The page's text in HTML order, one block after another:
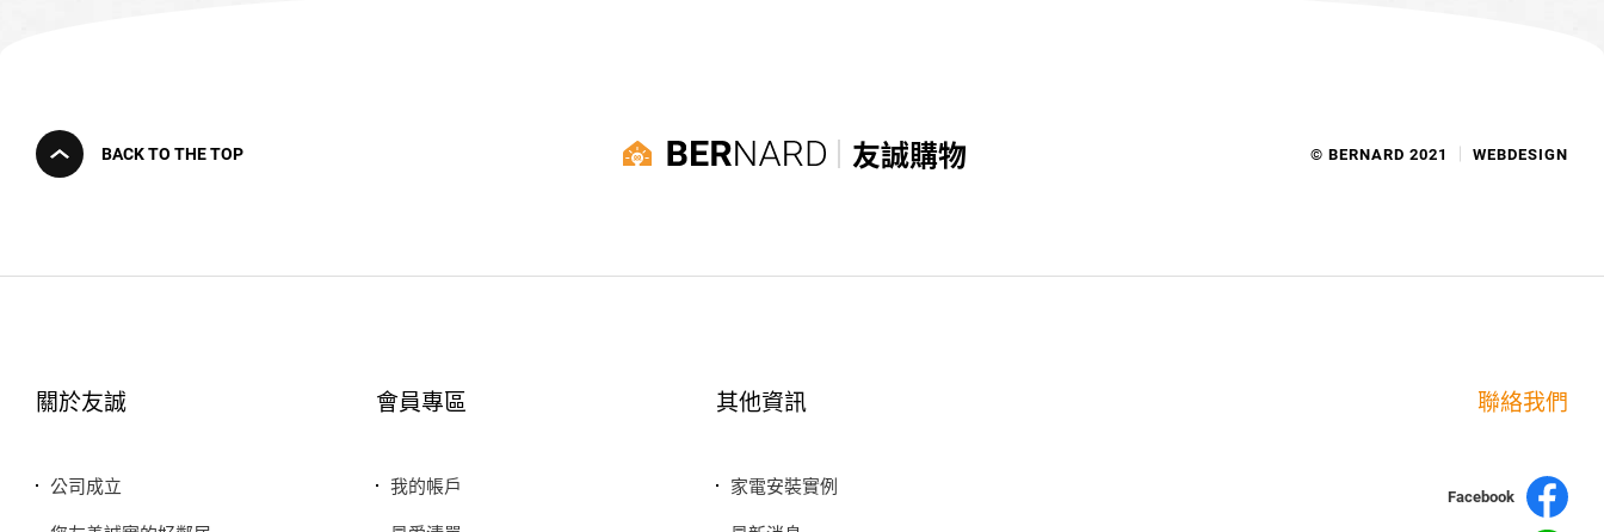
BACK TO THE TOP 友誠購物 © BERNARD 2021 WEBDESIGN
關於友誠
公司成立
會員專區
我的帳戶
其他資訊
家電安裝實例
聯絡我們
Facebook